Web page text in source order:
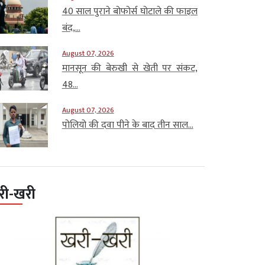
40 साल पुराने बोफोर्स घोटाले की फाइल
बंद,...
August 07, 2026
मानसून की बेरुखी से खेती पर संकट,
48...
August 07, 2026
पोलियो की दवा पीने के बाद तीन साल...
खरी